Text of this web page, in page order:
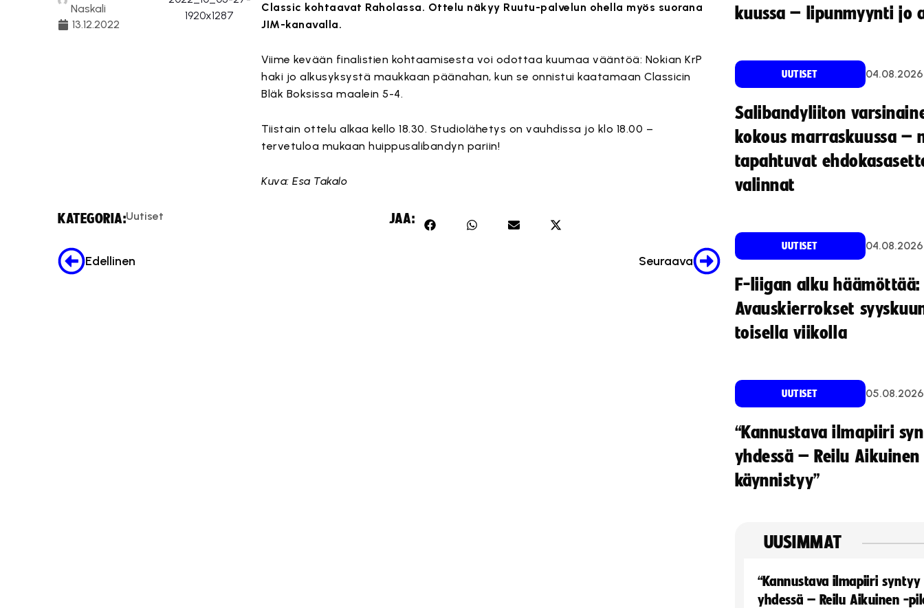
Naskali
13.12.2022
Classic kohtaavat Raholassa. Ottelu näkyy Ruutu-palvelun ohella myös suorana
JIM-kanavalla.
Viime kevään finalistien kohtaamisesta voi odottaa kuumaa vääntöä: Nokian KrP
haki jo alkusyksystä maukkaan päänahan, kun se onnistui kaatamaan Classicin
Bläk Boksissa maalein 5-4.
Tiistain ottelu alkaa kello 18.30. Studiolähetys on vauhdissa jo klo 18.00 –
tervetuloa mukaan huippusalibandyn pariin!
Kuva: Esa Takalo
KATEGORIA:Uutiset JAA:
Edellinen Seuraava
kuussa – lipunmyynti jo
UUTISET 04.08.2026
Salibandyliiton
kokous marraskuussa –
tapahtuvat
valinnat
UUTISET 04.08.2026
F-liigan alku häämöttää:
Avauskierrokset
toisella viikolla
UUTISET 05.08.2026
“Kannustava ilmapiiri
yhdessä – Reilu
käynnistyy”
UUSIMMAT
“Kannustava ilmapiiri syntyy
yhdessä – Reilu Aikuinen -